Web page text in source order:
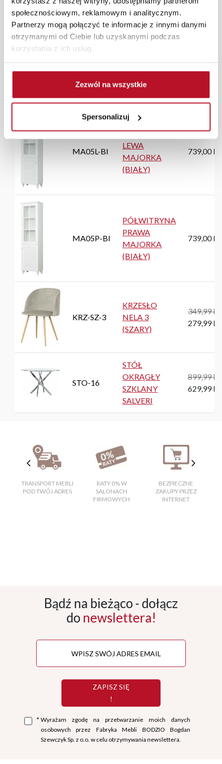
społecznościowym, reklamowym i analitycznym.
Partnerzy mogą połączyć te informacje z innymi danymi
otrzymanymi od Ciebie lub uzyskanymi podczas
korzystania z ich usług.
Zezwól na wszystkie
Spersonalizuj
Zestaw zawiera:
tabelę w prawo i lewo
MA05L-BI
PÓŁWITRYNA
LEWA
MAJORKA
(BIAŁY)
739,00
MA05P-BI
PÓŁWITRYNA
PRAWA
MAJORKA
(BIAŁY)
739,00
KRZ-SZ-3
KRZESŁO
NELA 3
(SZARY)
349,99
279,99
STO-16
STÓŁ
OKRĄGŁY
SZKLANY
SALVERI
899,99
629,99
TRANSPORT MEBLI
POD TWÓJ ADRES
RATY 0% W
SALONACH
FIRMOWYCH
BEZPIECZNE
ZAKUPY PRZEZ
INTERNET
Bądź na bieżąco - dołącz
do newslettera!
ZAPISZ SIĘ
!
* Wyrażam zgodę na przetwarzanie moich danych
osobowych przez Fabryka Mebli BODZIO Bogdan
Szewczyk Sp. z o.o. w celu otrzymywania newslettera.